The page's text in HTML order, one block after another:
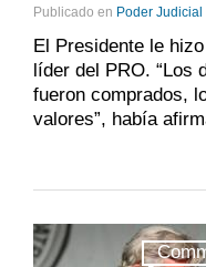
Publicado en Poder Judicial
El Presidente le
líder del PRO. “Los
fueron comprados,
valores”, había